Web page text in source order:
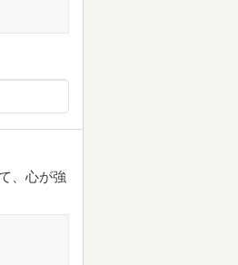
、心が強